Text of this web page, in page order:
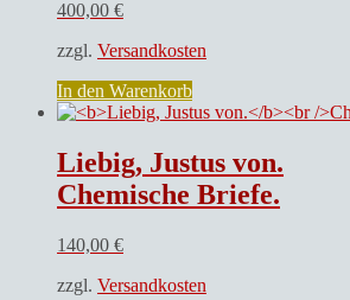
400,00 €
zzgl. Versandkosten
In den Warenkorb
Liebig, Justus von.
Chemische Briefe.
140,00 €
zzgl. Versandkosten